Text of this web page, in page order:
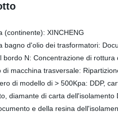
(continente): XINCHENG
bagno d'olio dei trasformatori:
bordo N: Concentrazione di
macchina trasversale:
di modello di > 500Kpa: DDP,
diamante di carta
e della resina